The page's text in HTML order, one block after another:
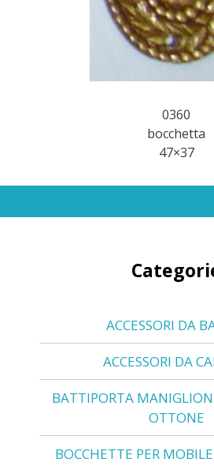
0360
bocchetta
47×37
ACCESSORI DA
ACCESSORI DA
BATTIPORTA
OTTONE
BOCCHETTE PER